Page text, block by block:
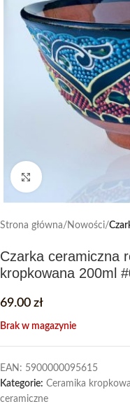
Strona główna Nowości
Czarka ceramiczna
kropkowana 200ml
69.00 zł
Brak w magazynie
EAN: 5900000095615
Kategorie: Ceramika
ceramiczne